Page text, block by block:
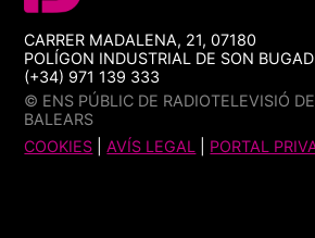
CARRER MADALENA, 21, 07180
POLÍGON INDUSTRIAL DE SON
(+34) 971 139 333
© ENS PÚBLIC DE RADIOTELEVISIÓ
BALEARS
COOKIES |AVÍS LEGAL PORTAL